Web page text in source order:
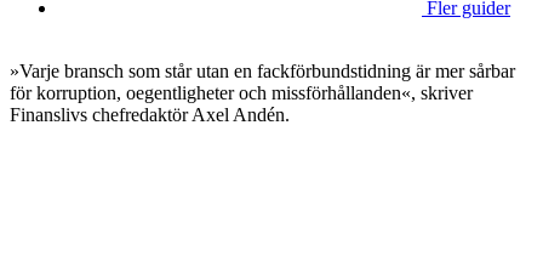
Fler guider
»Varje bransch som står utan en fackförbundstidning är mer sårbar
för korruption, oegentligheter och missförhållanden«, skriver
Finanslivs chefredaktör Axel Andén.